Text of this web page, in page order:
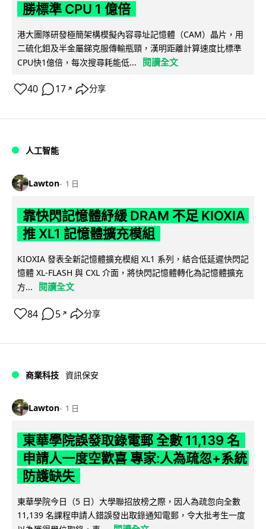
勝標準 CPU 1 億倍
港大團隊研發極簡架構模擬內容尋址記憶體（CAM）晶片，用
二硫化鉬及半金屬銻克服傳輸瓶頸，漢明距離計算速度比標準
CPU快1億倍，每次搜尋耗能低...
閱讀全文
40 17 ↗ 分享
人工智能
Lawton 1 日
靠快閃記憶體紓緩 DRAM 不足 KIOXIA
推 XL1 記憶體擴充模組
KIOXIA 發表全新記憶體擴充模組 XL1 系列，結合低延遲快閃記
憶體 XL-FLASH 與 CXL 介面，將快閃記憶體轉化為記憶體擴充
方...
閱讀全文
84 5 ↗ 分享
商業科技 資訊保安
Lawton 1 日
東華學院誤發取錄電郵 全數 11,139 名
申請人一度空歡喜 專家:人為疏忽+系統
防護缺失
東華學院今日（5 日）大學聯招放榜之際，因人為疏忽向全數
11,139 名課程申請人錯誤發出取錄通知電郵，令大批考生一度